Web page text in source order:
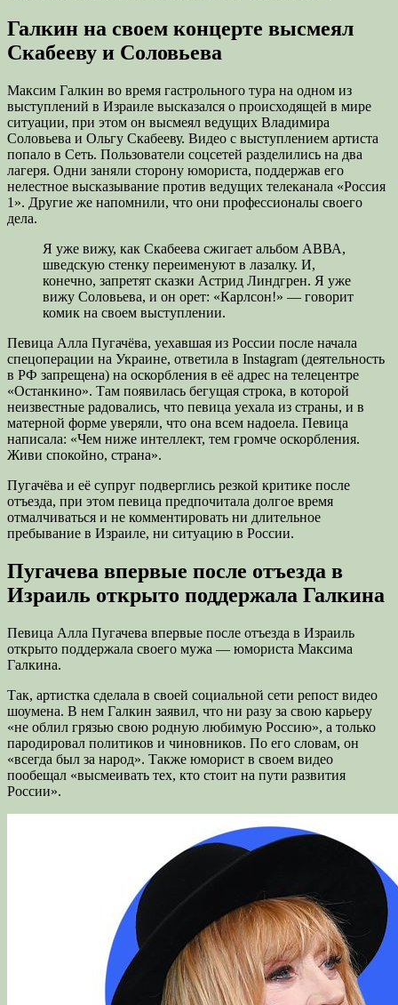
Галкин на своем концерте высмеял
Скабееву и Соловьева
Максим Галкин во время гастрольного тура на одном из
выступлений в Израиле высказался о происходящей в мире
ситуации, при этом он высмеял ведущих Владимира
Соловьева и Ольгу Скабееву. Видео с выступлением артиста
попало в Сеть. Пользователи соцсетей разделились на два
лагеря. Одни заняли сторону юмориста, поддержав его
нелестное высказывание против ведущих телеканала «Россия
1». Другие же напомнили, что они профессионалы своего
дела.
Я уже вижу, как Скабеева сжигает альбом АВВА,
шведскую стенку переименуют в лазалку. И,
конечно, запретят сказки Астрид Линдгрен. Я уже
вижу Соловьева, и он орет: «Карлсон!» — говорит
комик на своем выступлении.
Певица Алла Пугачёва, уехавшая из России после начала
спецоперации на Украине, ответила в Instagram (деятельность
в РФ запрещена) на оскорбления в её адрес на телецентре
«Останкино». Там появилась бегущая строка, в которой
неизвестные радовались, что певица уехала из страны, и в
матерной форме уверяли, что она всем надоела. Певица
написала: «Чем ниже интеллект, тем громче оскорбления.
Живи спокойно, страна».
Пугачёва и её супруг подверглись резкой критике после
отъезда, при этом певица предпочитала долгое время
отмалчиваться и не комментировать ни длительное
пребывание в Израиле, ни ситуацию в России.
Пугачева впервые после отъезда в
Израиль открыто поддержала Галкина
Певица Алла Пугачева впервые после отъезда в Израиль
открыто поддержала своего мужа — юмориста Максима
Галкина.
Так, артистка сделала в своей социальной сети репост видео
шоумена. В нем Галкин заявил, что ни разу за свою карьеру
«не облил грязью свою родную любимую Россию», а только
пародировал политиков и чиновников. По его словам, он
«всегда был за народ». Также юморист в своем видео
пообещал «высмеивать тех, кто стоит на пути развития
России».